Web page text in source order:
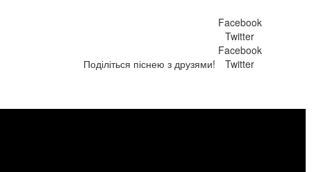
Поділіться піснею з друзями!
Facebook
Twitter
Facebook
Twitter